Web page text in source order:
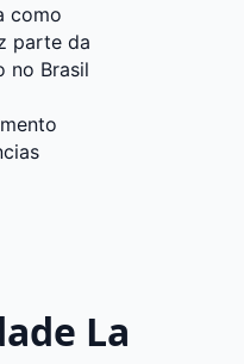
como
parte da
no Brasil
La